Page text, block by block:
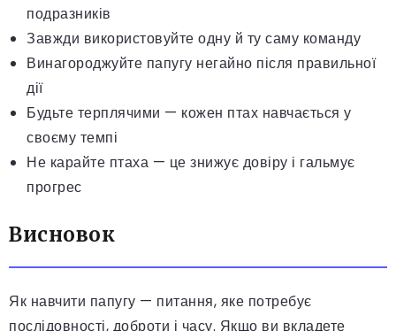
подразників
Завжди використовуйте одну й ту саму команду
Винагороджуйте папугу негайно після правильної
дії
Будьте терплячими — кожен птах навчається у
своєму темпі
Не карайте птаха — це знижує довіру і гальмує
прогрес
Висновок
Як навчити папугу — питання, яке потребує
послідовності, доброти і часу. Якщо ви вкладете